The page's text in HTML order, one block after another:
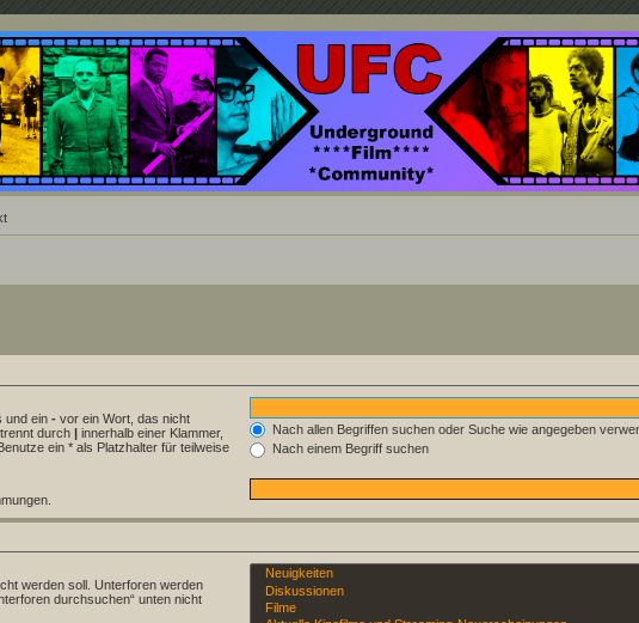
Filmforum und ein Paradies für Cineasten und Filmsüchtige jenseits des Mainstreams.
und ein - vor ein Wort, das nicht
durch | innerhalb einer Klammer,
ein * als Platzhalter für teilweise
Nach allen Begriffen suchen oder Suche wie angegeben
Nach einem Begriff suchen
werden soll. Unterforen werden
durchsuchen“ unten nicht